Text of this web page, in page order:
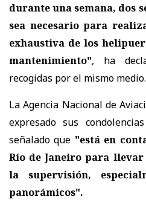
durante una semana, dos
sea necesario para
exhaustiva de los
mantenimiento", ha
recogidas por el mismo medio.
La Agencia Nacional de
expresado sus
señalado que "está en
Río de Janeiro para
la supervisión,
panorámicos".